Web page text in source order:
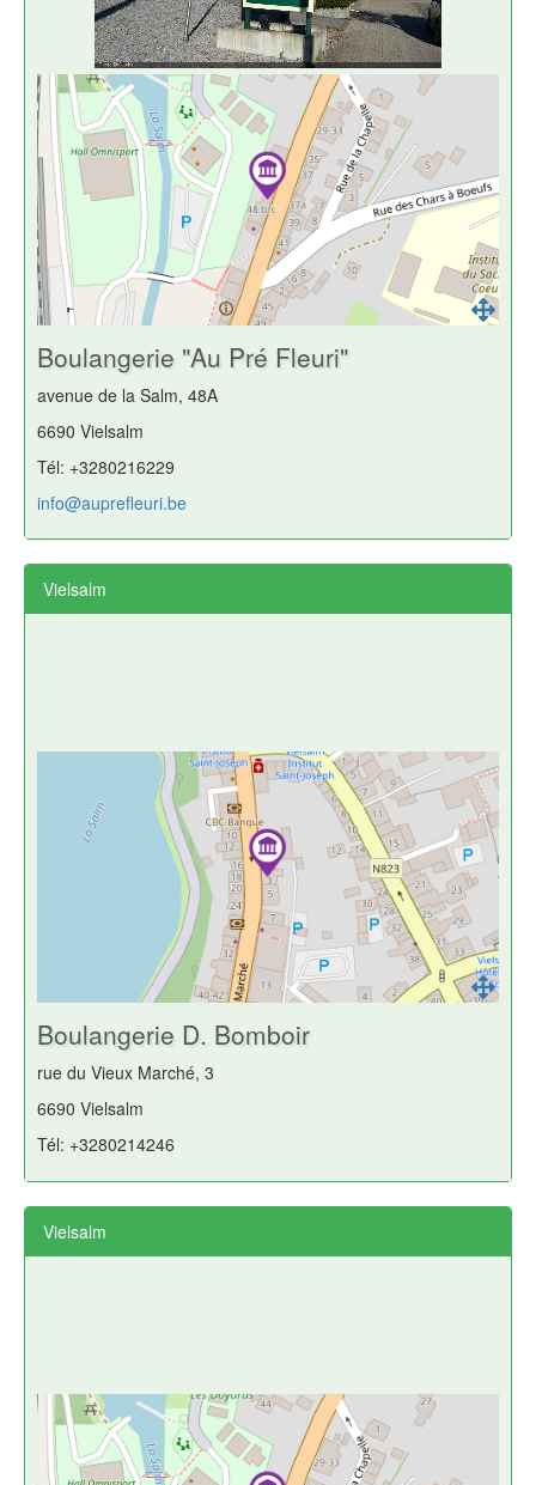
Boulangerie "Au Pré Fleuri"
avenue de la Salm, 48A
6690 Vielsalm
Tél: +3280216229
info@auprefleuri.be
Vielsalm
Boulangerie D. Bomboir
rue du Vieux Marché, 3
6690 Vielsalm
Tél: +3280214246
Vielsalm